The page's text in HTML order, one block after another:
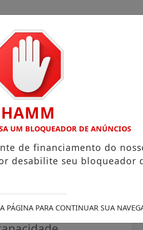
AO MUNICÍPIO RECEITA FEDERAL
civis e
mais precisa
HAMM
UM BLOQUEADOR DE ANÚNCIOS
de financiamento do
desabilite seu bloqueador
PÁGINA PARA CONTINUAR SUA